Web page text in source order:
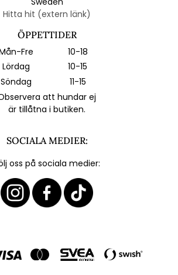
Hitta hit (extern länk)
ÖPPETTIDER
Fre
10-18
Lördag
10-15
Söndag
11-15
att hundar ej
är tillåtna i butiken.
SOCIALA MEDIER:
oss på sociala medier: